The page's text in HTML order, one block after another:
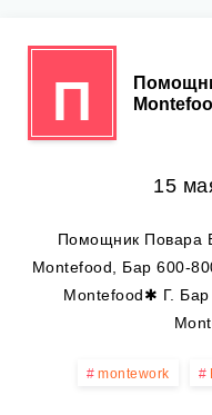
П
15
Помощник Повара
Montefood, Бар 600-
Montefood✱ Г.
montework